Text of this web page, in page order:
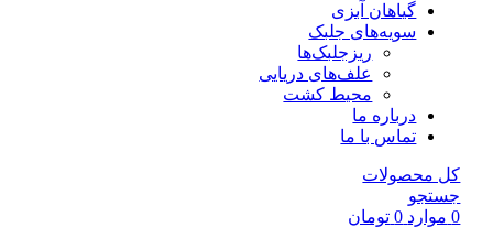
گیاهان آبزی
سویه‌های جلبک
ریزجلبک‌ها
علف‌های دریایی
محیط کشت
درباره ما
تماس با ما
کل محصولات
جستجو
0 موارد 0 تومان